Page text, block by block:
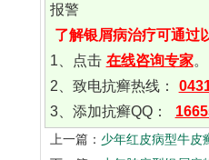
报警
了解银屑病治疗可通过
1、点击 在线咨询专家。
2、致电抗癣热线：
3、添加抗癣QQ：
上一篇： 少年红皮病型牛皮